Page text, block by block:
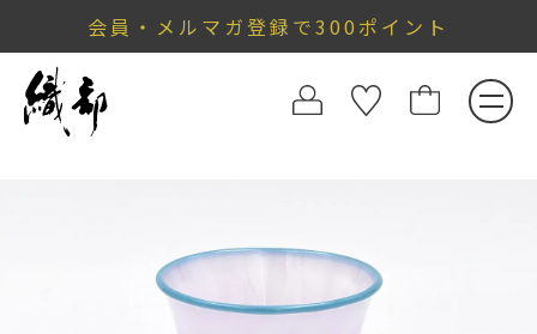
会員・メルマガ登録で300ポイント